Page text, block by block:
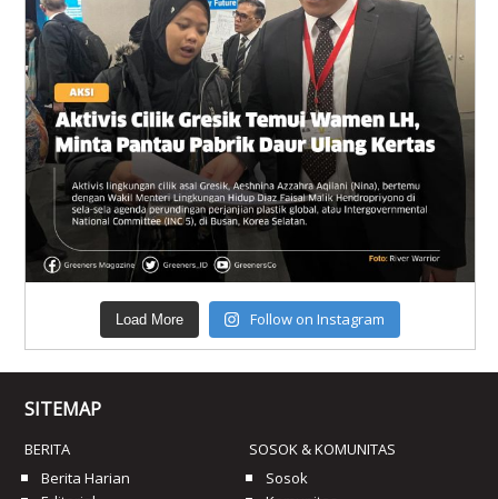
Load More Follow on Instagram
SITEMAP
BERITA
Berita Harian
SOSOK & KOMUNITAS
Sosok